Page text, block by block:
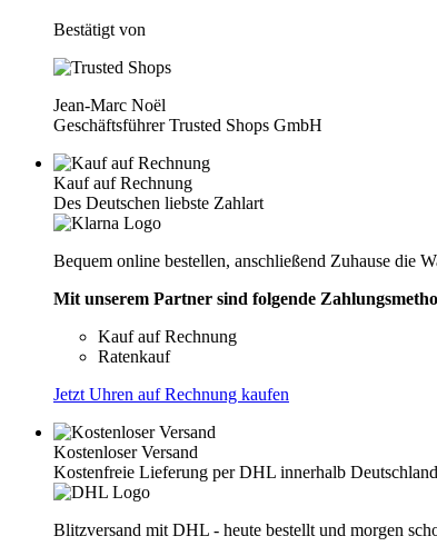
Bestätigt von
Jean-Marc Noël
Geschäftsführer Trusted Shops GmbH
Kauf auf Rechnung
Des Deutschen liebste Zahlart
Bequem online bestellen, anschließend Zuhause die
Mit unserem Partner sind folgende
Kauf auf Rechnung
Ratenkauf
Jetzt Uhren auf Rechnung kaufen
Kostenloser Versand
Kostenfreie Lieferung per DHL innerhalb
Blitzversand mit DHL - heute bestellt und morgen